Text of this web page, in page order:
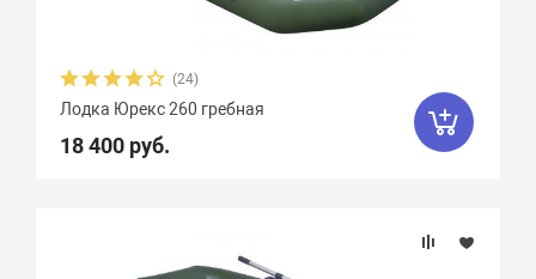
Вид транца
Материал
(24)
Лодка Юрекс 260 гребная
18 400 руб.